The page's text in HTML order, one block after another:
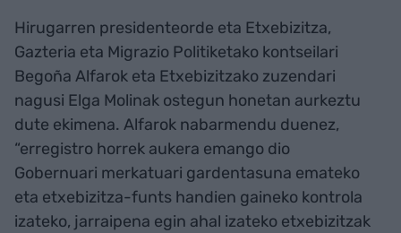
Hirugarren presidenteorde eta Etxebizitza,
Gazteria eta Migrazio Politiketako kontseilari
Begoña Alfarok eta Etxebizitzako zuzendari
nagusi Elga Molinak ostegun honetan aurkeztu
dute ekimena. Alfarok nabarmendu duenez,
“erregistro horrek aukera emango dio
Gobernuari merkatuari gardentasuna emateko
eta etxebizitza-funts handien gaineko kontrola
izateko, jarraipena egin ahal izateko etxebizitzak